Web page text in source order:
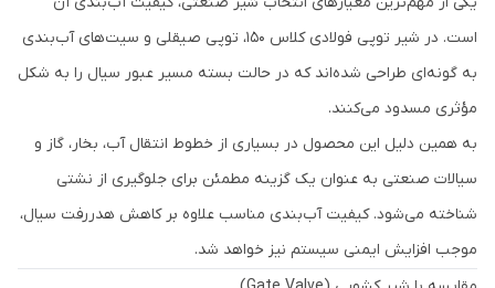
است. در شیر توپی فولادی کلاس 150، توپی صیقلی و سیت‌های آب‌بندی
به گونه‌ای طراحی شده‌اند که در حالت بسته مسیر عبور سیال را به شکل
مؤثری مسدود می‌کنند.
به همین دلیل این محصول در بسیاری از خطوط انتقال آب، بخار، گاز و
سیالات صنعتی به عنوان یک گزینه مطمئن برای جلوگیری از نشتی
شناخته می‌شود. کیفیت آب‌بندی مناسب علاوه بر کاهش هدررفت سیال،
موجب افزایش ایمنی سیستم نیز خواهد شد.